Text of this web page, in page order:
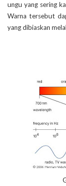
ungu yang sering
Warna tersebut
yang dibiaskan